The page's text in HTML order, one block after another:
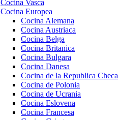
Cocina Vasca
Cocina Europea
Cocina Alemana
Cocina Austriaca
Cocina Belga
Cocina Britanica
Cocina Bulgara
Cocina Danesa
Cocina de la Republica Checa
Cocina de Polonia
Cocina de Ucrania
Cocina Eslovena
Cocina Francesa